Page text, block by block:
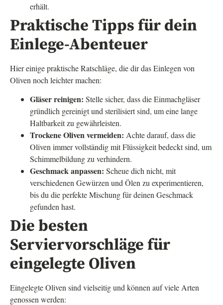
erhält.
Praktische Tipps für dein
Einlege-Abenteuer
Hier einige praktische Ratschläge, die dir das Einlegen von
Oliven noch leichter machen:
Gläser reinigen: Stelle sicher, dass die Einmachgläser
gründlich gereinigt und sterilisiert sind, um eine lange
Haltbarkeit zu gewährleisten.
Trockene Oliven vermeiden: Achte darauf, dass die
Oliven immer vollständig mit Flüssigkeit bedeckt sind, um
Schimmelbildung zu verhindern.
Geschmack anpassen: Scheue dich nicht, mit
verschiedenen Gewürzen und Ölen zu experimentieren,
bis du die perfekte Mischung für deinen Geschmack
gefunden hast.
Die besten
Serviervorschläge für
eingelegte Oliven
Eingelegte Oliven sind vielseitig und können auf viele Arten
genossen werden: